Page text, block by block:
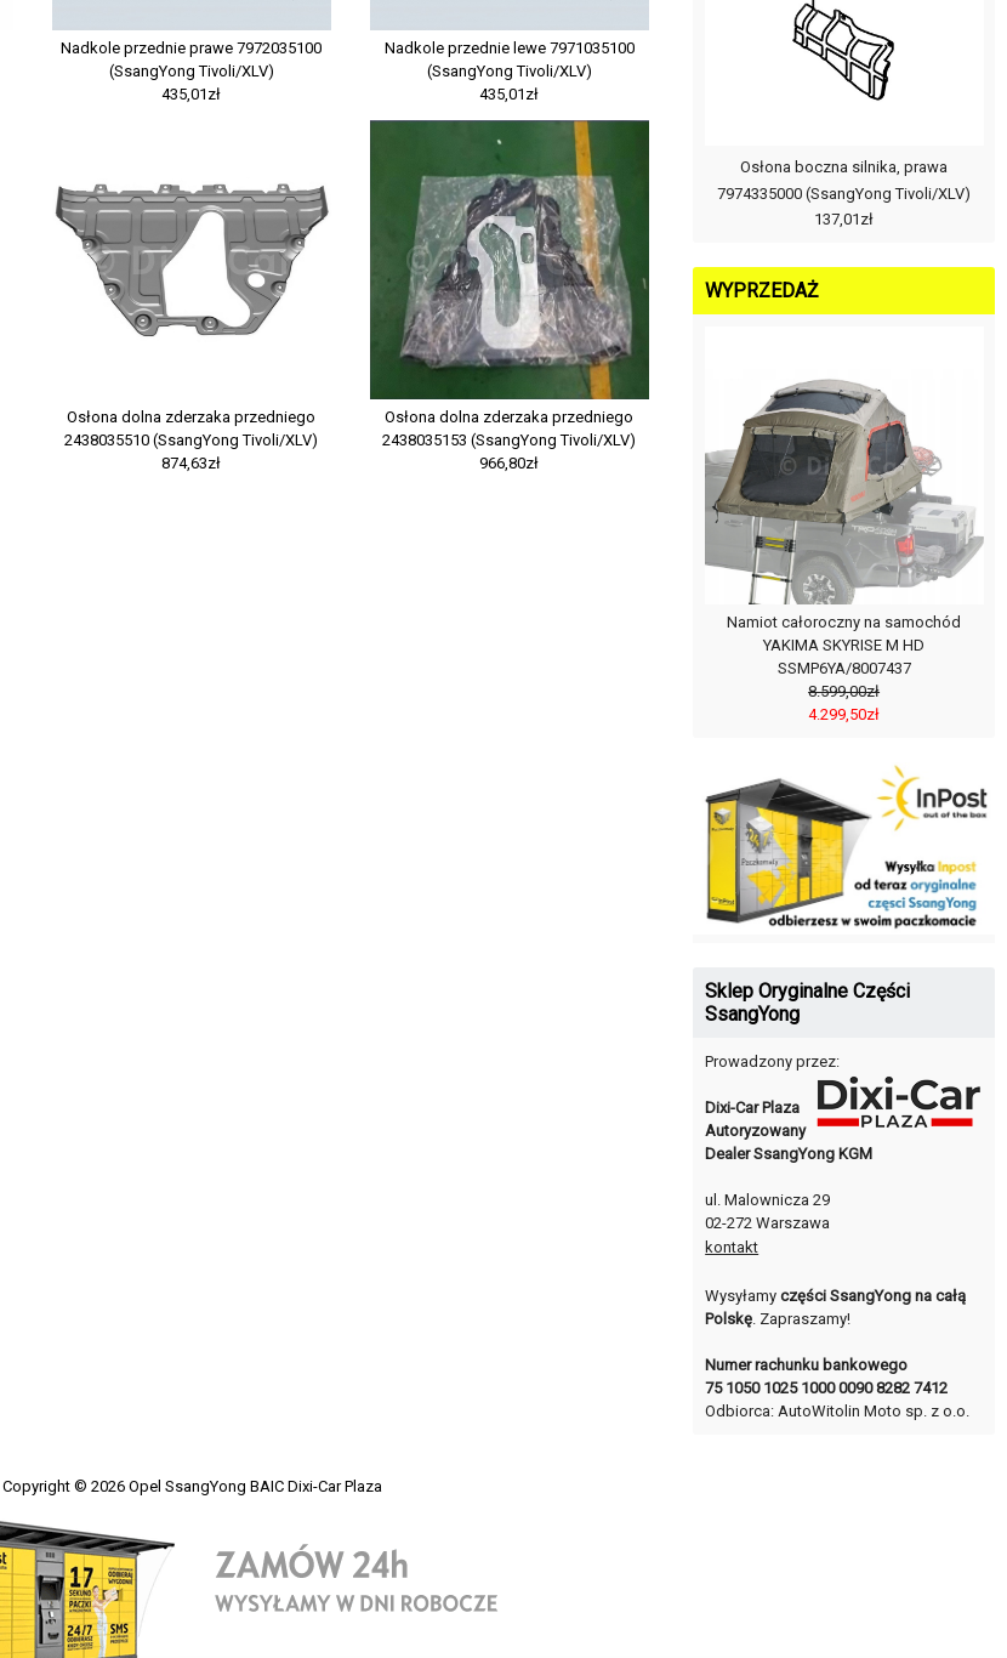
Nadkole przednie prawe 7972035100
(SsangYong Tivoli/XLV)
435,01zł
Nadkole przednie lewe 7971035100
(SsangYong Tivoli/XLV)
435,01zł
Osłona dolna zderzaka przedniego
2438035510 (SsangYong Tivoli/XLV)
874,63zł
Osłona dolna zderzaka przedniego
2438035153 (SsangYong Tivoli/XLV)
966,80zł
Osłona boczna silnika, prawa
7974335000 (SsangYong Tivoli/XLV)
137,01zł
WYPRZEDAŻ
Namiot całoroczny na samochód
YAKIMA SKYRISE M HD
SSMP6YA/8007437
8.599,00zł
4.299,50zł
Sklep Oryginalne Części
SsangYong
Prowadzony przez:
Dixi-Car Plaza
Autoryzowany
Dealer SsangYong KGM
ul. Malownicza 29
02-272 Warszawa
kontakt
Wysyłamyczęści SsangYong na całą
Polskę. Zapraszamy!
Numer rachunku bankowego
75 1050 1025 1000 0090 8282 7412
Odbiorca: AutoWitolin Moto sp. z o.o.
Copyright © 2026 Opel SsangYong BAIC Dixi-Car Plaza